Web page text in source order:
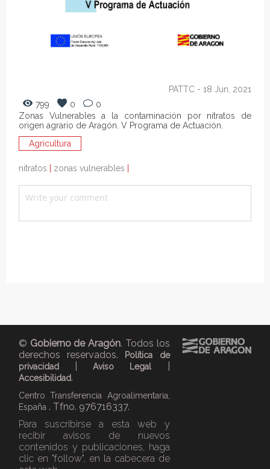
PATTC - 18 Jun, 2021
799
0
0
Zonas Vulnerables a la contaminación por nitratos de
origen agrario de Aragón. V Programa de Actuación.
Agricultura
nitratos zonas vulnerables
© Gobierno de Aragón. Todos los
derechos reservados.
Política de
privacidad |Aviso Legal|
Accesibilidad.
Centro Transferencia Agroalimentaria,
España . Tfno. 976716337.
Para suscribirse a esta web y
recibir avisos de nuevos
contenidos y publicaciones, haga
clic en "follow", en la cabecera de